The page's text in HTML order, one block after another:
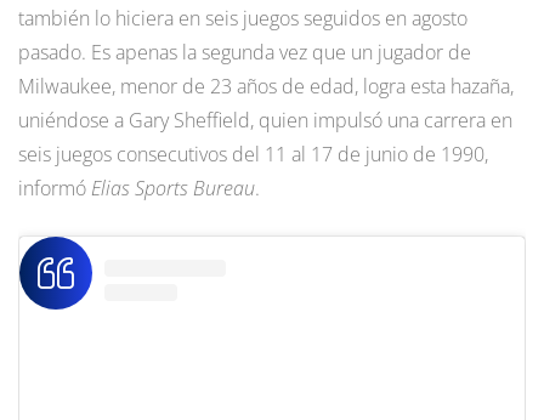
también lo hiciera en seis juegos seguidos en agosto
pasado. Es apenas la segunda vez que un jugador de
Milwaukee, menor de 23 años de edad, logra esta hazaña,
uniéndose a Gary Sheffield, quien impulsó una carrera en
seis juegos consecutivos del 11 al 17 de junio de 1990,
informó Elias Sports Bureau.